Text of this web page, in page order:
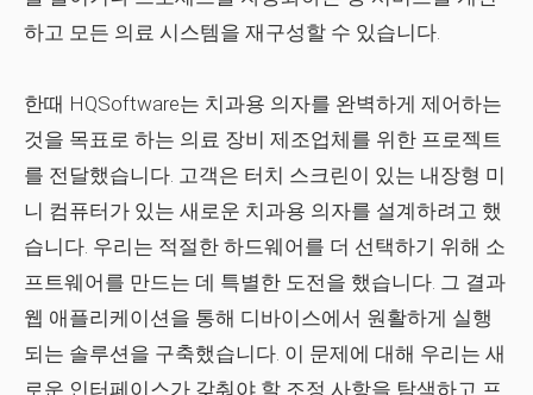
하고 모든 의료 시스템을 재구성할 수 있습니다.
한때 HQSoftware는 치과용 의자를 완벽하게 제어하는 ​​
것을 목표로 하는 의료 장비 제조업체를 위한 프로젝트
를 전달했습니다. 고객은 터치 스크린이 있는 내장형 미
니 컴퓨터가 있는 새로운 치과용 의자를 설계하려고 했
습니다. 우리는 적절한 하드웨어를 더 선택하기 위해 소
프트웨어를 만드는 데 특별한 도전을 했습니다. 그 결과
웹 애플리케이션을 통해 디바이스에서 원활하게 실행
되는 솔루션을 구축했습니다. 이 문제에 대해 우리는 새
로운 인터페이스가 갖춰야 할 조정 사항을 탐색하고 프